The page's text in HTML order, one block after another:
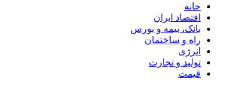
خانه
اقتصاد ایران
بانک، بیمه و بورس
راه و ساختمان
انرژی
تولید و تجارت
قیمت